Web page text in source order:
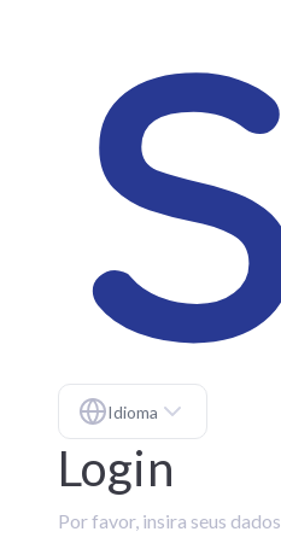
Idioma
Login
Por favor, insira seus dados